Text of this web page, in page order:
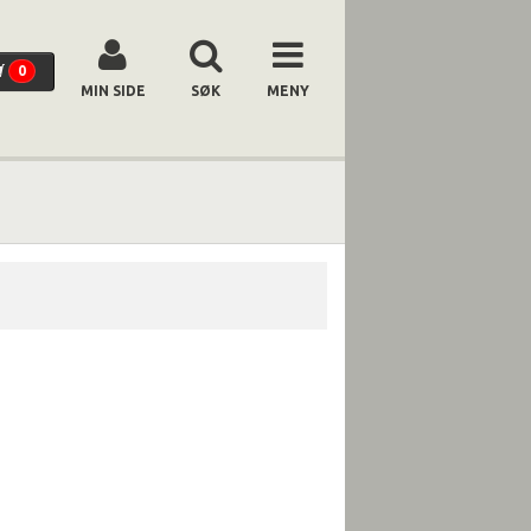
0
MIN SIDE
SØK MENY